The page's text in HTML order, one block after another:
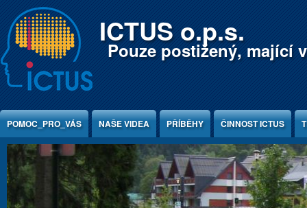
Jump to Content ICTUS o.p.s.
Pouze postižený, mající
POMOC_PRO_VÁS NAŠE VIDEA PŘÍBĚHY ČINNOST ICTUS